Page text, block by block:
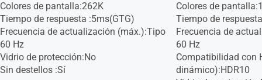
Colores de pantalla:262K
Tiempo de respuesta :5ms(GTG)
Frecuencia de actualización (máx.):Tipo
60 Hz
Vidrio de protección:No
Sin destellos :Sí
Colores de
Tiempo de
Frecuencia de
60 Hz
Compatibilidad con
dinámico):HDR10